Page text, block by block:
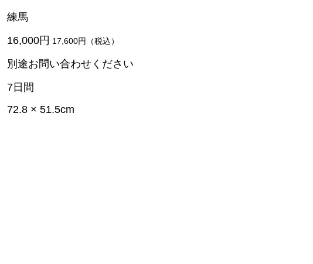
練馬
16,000円 17,600円（税込）
別途お問い合わせください
7日間
72.8 × 51.5cm